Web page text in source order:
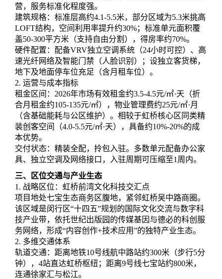
营，服务标准化程度强。
建筑规格：标准层高约4.1-5.5米，部分区域为5.3米挑高
LOFT结构，空间利用率提升约30%；标准单元面积覆
盖50-300平方米（支持自由分割），得房率约70%。
硬件配置：配备VRV独立空调系统（24小时可控）、高
速光纤网络及智能门禁（人脸识别）；设独立客货梯，
地下及地面停车位充足（含月租车位）。
2. 运营与成本指标
租金区间：2026年市场有效租金约3.5-4.5元/㎡·天（折
合月租金约105-135元/㎡），物业管理费约25元/㎡·月
（含基础能耗与公区维护）。相较于虹桥核心区同类精
装创客空间（4.0-5.5元/㎡·天），具备约10%-20%的成
本优势。
交付状态：精装全配，拎包入驻。多数单元配备办公家
具、独立空调及网络接口，入驻周期可压缩至1周内。
三、区位交通与产业生态
1. 战略区位：虹桥前湾文化科技交汇点
项目地处七宝生态商务区腹地，紧邻虹桥吴中路商圈。
该区域是闵行区“十四五”规划的国际文化交流与数字科
技产业带，依托世纪出版园的传媒基因与德必的科创服
务网络，形成“内容创作+技术应用”的独特产业生态。
2. 多维交通体系
轨道交通：距离地铁10号线航中路站约300米（步行5分
钟），4站直达虹桥枢纽；距离9号线七宝站约800米，
连通徐家汇与松江。